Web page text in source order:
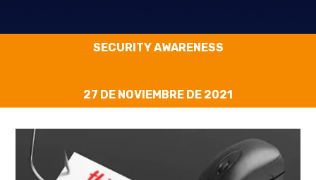
SECURITY AWARENESS
27 DE NOVIEMBRE DE 2021